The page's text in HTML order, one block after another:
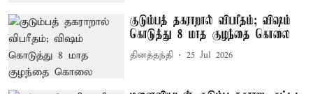
குடும்பத் தகராறால் விபரீதம்; விஷம்
கொடுத்து 8 மாத குழந்தை கொலை
தினத்தந்தி 25 Jul 2026